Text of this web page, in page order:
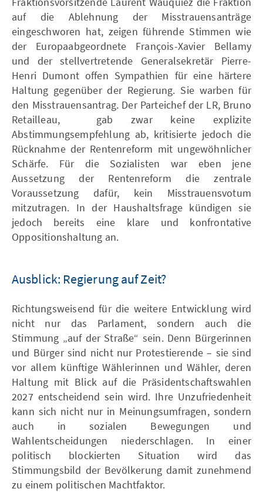
auf die Ablehnung der Misstrauensanträge
eingeschworen hat, zeigen führende Stimmen wie
der Europaabgeordnete François-Xavier Bellamy
und der stellvertretende Generalsekretär Pierre-
Henri Dumont offen Sympathien für eine härtere
Haltung gegenüber der Regierung. Sie warben für
den Misstrauensantrag. Der Parteichef der LR, Bruno
Retailleau, gab zwar keine explizite
Abstimmungsempfehlung ab, kritisierte jedoch die
Rücknahme der Rentenreform mit ungewöhnlicher
Schärfe. Für die Sozialisten war eben jene
Aussetzung der Rentenreform die zentrale
Voraussetzung dafür, kein Misstrauensvotum
mitzutragen. In der Haushaltsfrage kündigen sie
jedoch bereits eine klare und konfrontative
Oppositionshaltung an.
Ausblick: Regierung auf Zeit?
Richtungsweisend für die weitere Entwicklung wird
nicht nur das Parlament, sondern auch die
Stimmung „auf der Straße“ sein. Denn Bürgerinnen
und Bürger sind nicht nur Protestierende – sie sind
vor allem künftige Wählerinnen und Wähler, deren
Haltung mit Blick auf die Präsidentschaftswahlen
2027 entscheidend sein wird. Ihre Unzufriedenheit
kann sich nicht nur in Meinungsumfragen, sondern
auch in sozialen Bewegungen und
Wahlentscheidungen niederschlagen. In einer
politisch blockierten Situation wird das
Stimmungsbild der Bevölkerung damit zunehmend
zu einem politischen Machtfaktor.